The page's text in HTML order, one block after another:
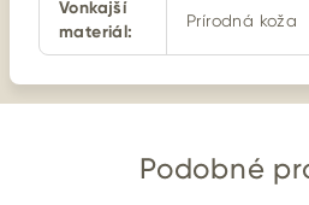
Vonkajší
materiál:
Prírodná koža
Podobné